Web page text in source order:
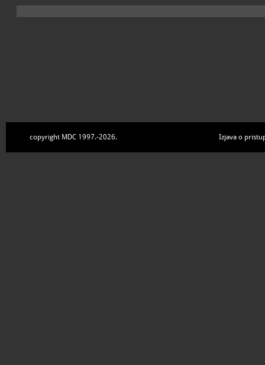
copyright MDC 1997.-2026. Izjava o